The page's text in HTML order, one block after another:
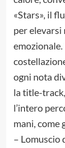
«Stars», il
per elevarsi
ogni nota
la title-
l’intero
mani, come
– Lomuscio